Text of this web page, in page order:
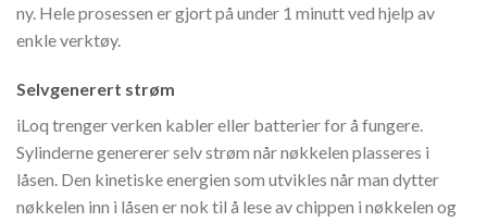
ny. Hele prosessen er gjort på under 1 minutt ved hjelp av
enkle verktøy.
Selvgenerert strøm
iLoq trenger verken kabler eller batterier for å fungere.
Sylinderne genererer selv strøm når nøkkelen plasseres i
låsen. Den kinetiske energien som utvikles når man dytter
nøkkelen inn i låsen er nok til å lese av chippen i nøkkelen og